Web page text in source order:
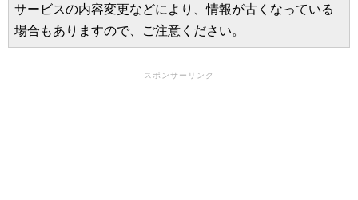
サービスの内容変更などにより、情報が古くなっている
場合もありますので、ご注意ください。
スポンサーリンク